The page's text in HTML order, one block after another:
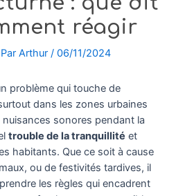
réagir
Arthur / 06/11/2024
problème qui touche de
dans les zones urbaines
sonores pendant la
trouble de la tranquillité et
habitants. Que ce soit à cause
ou de festivités tardives, il
les règles qui encadrent